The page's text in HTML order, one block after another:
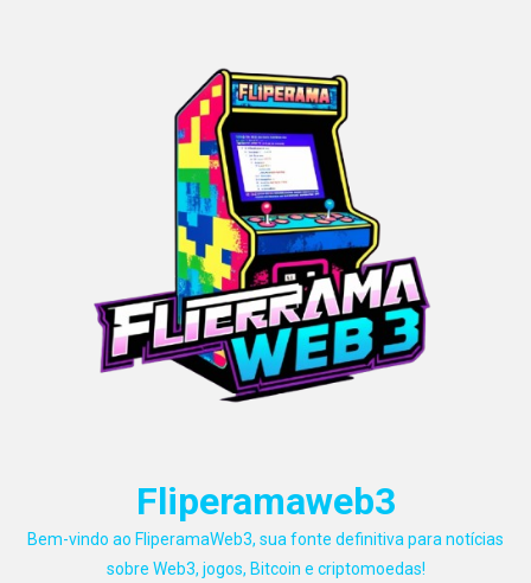
Fliperamaweb3
Bem-vindo ao FliperamaWeb3, sua fonte definitiva para notícias
sobre Web3, jogos, Bitcoin e criptomoedas!